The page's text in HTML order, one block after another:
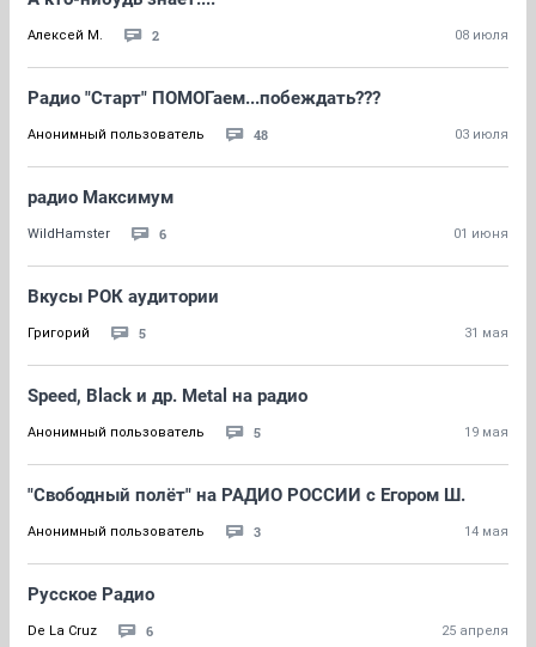
Алексей М. 2 08 июля
Радио "Старт" ПОМОГаем...побеждать???
Анонимный пользователь 48 03 июля
радио Максимум
WildHamster 6 01 июня
Вкусы РОК аудитории
Григорий 5 31 мая
Speed, Black и др. Metal на радио
Анонимный пользователь 5 19 мая
"Свободный полёт" на РАДИО РОССИИ с Егором Ш.
Анонимный пользователь 3 14 мая
Русское Радио
De La Cruz 6 25 апреля